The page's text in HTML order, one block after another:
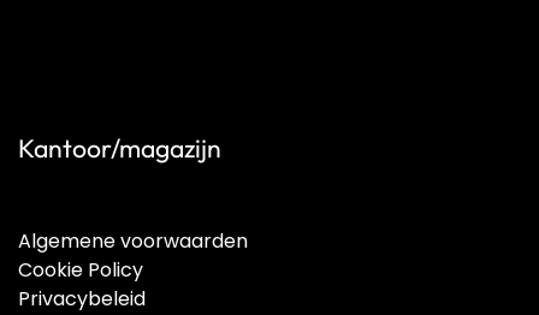
Kantoor/magazijn
Algemene voorwaarden
Cookie Policy
Privacybeleid